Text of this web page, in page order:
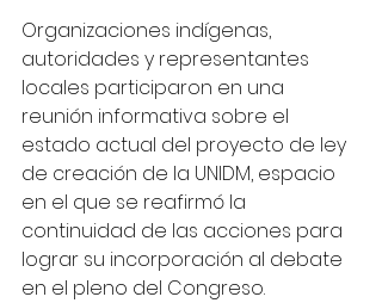
Organizaciones indígenas,
autoridades y representantes
locales participaron en una
reunión informativa sobre el
estado actual del proyecto de ley
de creación de la UNIDM, espacio
en el que se reafirmó la
continuidad de las acciones para
lograr su incorporación al debate
en el pleno del Congreso.